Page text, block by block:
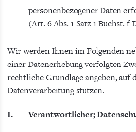
personenbezogener Daten
(Art. 6 Abs. 1 Satz 1 Buchst. f
Wir werden Ihnen im Folgenden
einer Datenerhebung verfolgten
rechtliche Grundlage angeben, auf
Datenverarbeitung stützen.
I. Verantwortlicher;